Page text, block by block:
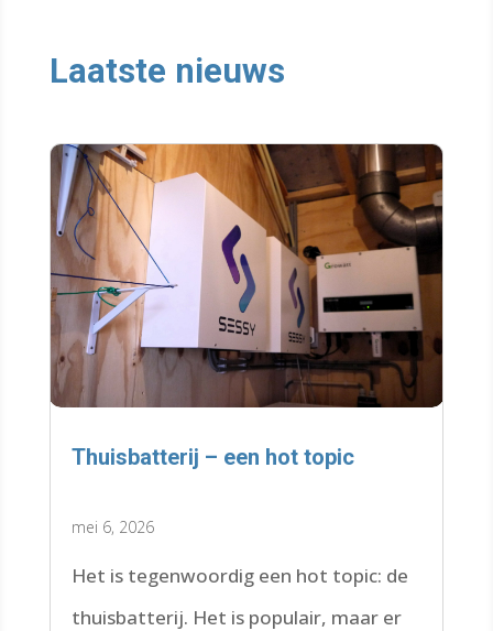
Laatste nieuws
Thuisbatterij – een hot topic
mei 6, 2026
Het is tegenwoordig een hot topic: de
thuisbatterij. Het is populair, maar er